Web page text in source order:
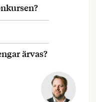
ärvas?